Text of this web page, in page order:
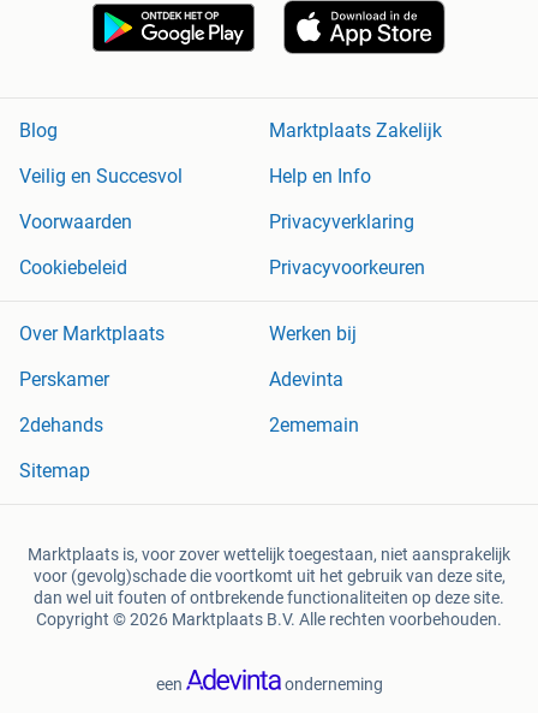
Blog
Marktplaats Zakelijk
Veilig en Succesvol
Help en Info
Voorwaarden
Privacyverklaring
Cookiebeleid
Privacyvoorkeuren
Over Marktplaats
Werken bij
Perskamer
Adevinta
2dehands
2ememain
Sitemap
Marktplaats is, voor zover wettelijk toegestaan, niet aansprakelijk
voor (gevolg)schade die voortkomt uit het gebruik van deze site,
dan wel uit fouten of ontbrekende functionaliteiten op deze site.
Copyright © 2026 Marktplaats B.V. Alle rechten voorbehouden.
een onderneming